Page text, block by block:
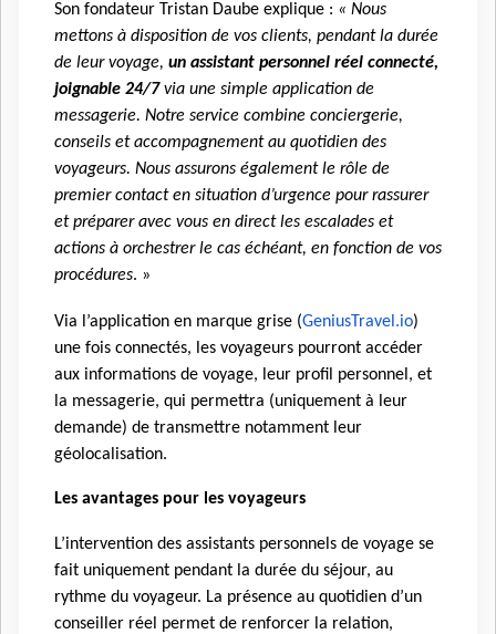
Son fondateur Tristan Daube explique : « Nous
mettons à disposition de vos clients, pendant la durée
de leur voyage, un assistant personnel réel connecté,
joignable 24/7via une simple application de
messagerie. Notre service combine conciergerie,
conseils et accompagnement au quotidien des
voyageurs. Nous assurons également le rôle de
premier contact en situation d’urgence pour rassurer
et préparer avec vous en direct les escalades et
actions à orchestrer le cas échéant, en fonction de vos
procédures. »
Via l’application en marque grise (GeniusTravel.io)
une fois connectés, les voyageurs pourront accéder
aux informations de voyage, leur profil personnel, et
la messagerie, qui permettra (uniquement à leur
demande) de transmettre notamment leur
géolocalisation.
Les avantages pour les voyageurs
L’intervention des assistants personnels de voyage se
fait uniquement pendant la durée du séjour, au
rythme du voyageur. La présence au quotidien d’un
conseiller réel permet de renforcer la relation,